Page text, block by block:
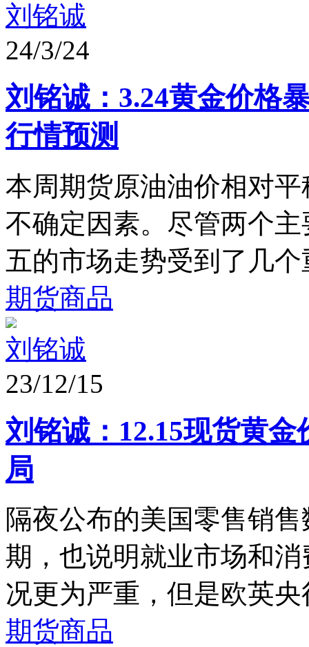
刘铭诚
24/3/24
刘铭诚：3.24黄金价格
行情预测
本周期货原油油价相对
不确定因素。尽管两个
五的市场走势受到了几
期货商品
刘铭诚
23/12/15
刘铭诚：12.15现货黄
局
隔夜公布的美国零售销
期，也说明就业市场和
况更为严重，但是欧英
期货商品